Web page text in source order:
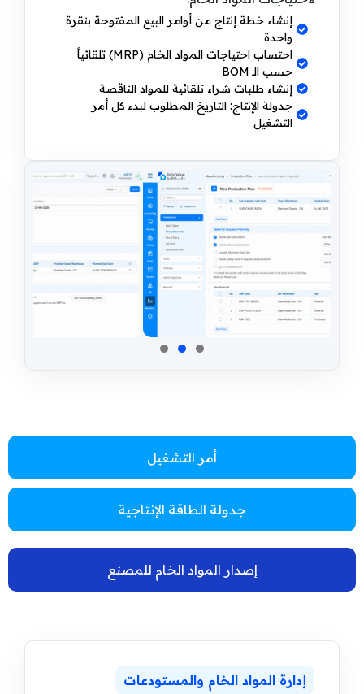
أمر التشغيل
جدولة الطاقة الإنتاجية
إنشاء خطة إنتاج من أوامر البيع المفتوحة بنقرة
واحدة
احتساب احتياجات المواد الخام (MRP) تلقائياً
حسب الـ BOM
إنشاء طلبات شراء تلقائية للمواد الناقصة
جدولة الإنتاج: التاريخ المطلوب لبدء كل أمر
التشغيل
إصدار المواد الخام للمصنع
إدارة المواد الخام والمستودعات